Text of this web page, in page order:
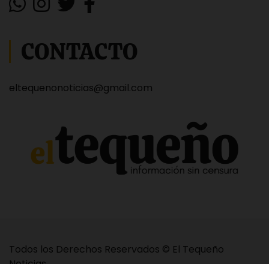
CONTACTO
eltequenonoticias@gmail.com
Todos los Derechos Reservados © El Tequeño